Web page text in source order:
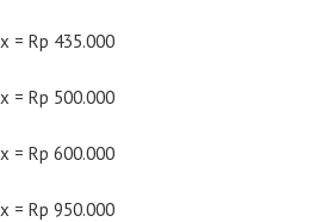
= Rp 435.000
= Rp 500.000
= Rp 600.000
= Rp 950.000